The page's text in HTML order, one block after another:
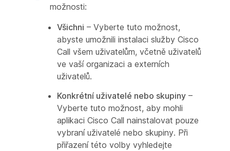
možnosti:
Všichni – Vyberte tuto možnost,
abyste umožnili instalaci služby Cisco
Call všem uživatelům, včetně uživatelů
ve vaší organizaci a externích
uživatelů.
Konkrétní uživatelé nebo skupiny –
Vyberte tuto možnost, aby mohli
aplikaci Cisco Call nainstalovat pouze
vybraní uživatelé nebo skupiny. Při
přiřazení této volby vyhledejte